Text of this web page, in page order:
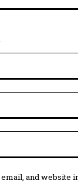
email, and website